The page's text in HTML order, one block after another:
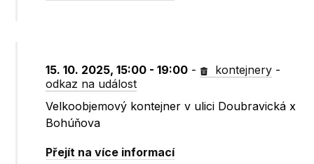
15. 10. 2025, 15:00 - 19:00 - kontejnery -
odkaz na událost
Velkoobjemový kontejner v ulici Doubravická x
Bohúňova
Přejít na více informací